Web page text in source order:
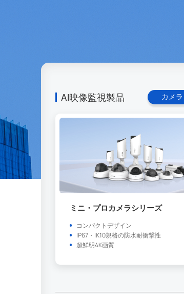
AI映像監視製品 カメラ
ミニ・プロカメラシリーズ
コンパクトデザイン
IP67・IK10規格の防水耐衝撃性
超鮮明4K画質